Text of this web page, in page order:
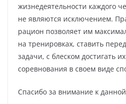
жизнедеятельности каждого
не являются исключением.
рацион позволяет им
на тренировках, ставить
задачи, с блеском достигать
соревнования в своем виде
Спасибо за внимание к